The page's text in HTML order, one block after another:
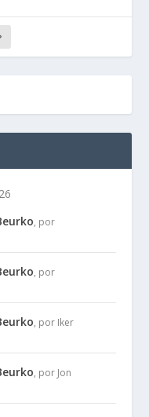
, por
, por
, por Iker
, por Jon